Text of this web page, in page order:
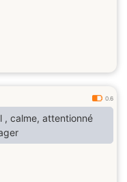
0.6
, calme, attentionné